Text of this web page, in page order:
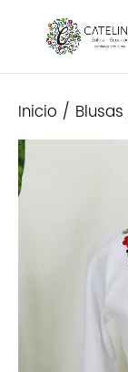
Inicio / Blusas